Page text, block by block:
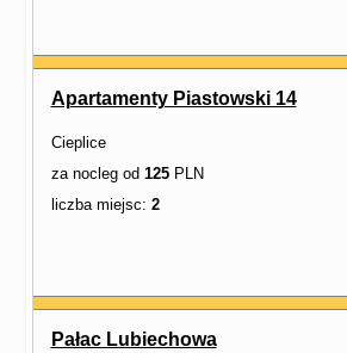
Apartamenty Piastowski 14
Cieplice
za nocleg od 125PLN
liczba miejsc: 2
Pałac Lubiechowa